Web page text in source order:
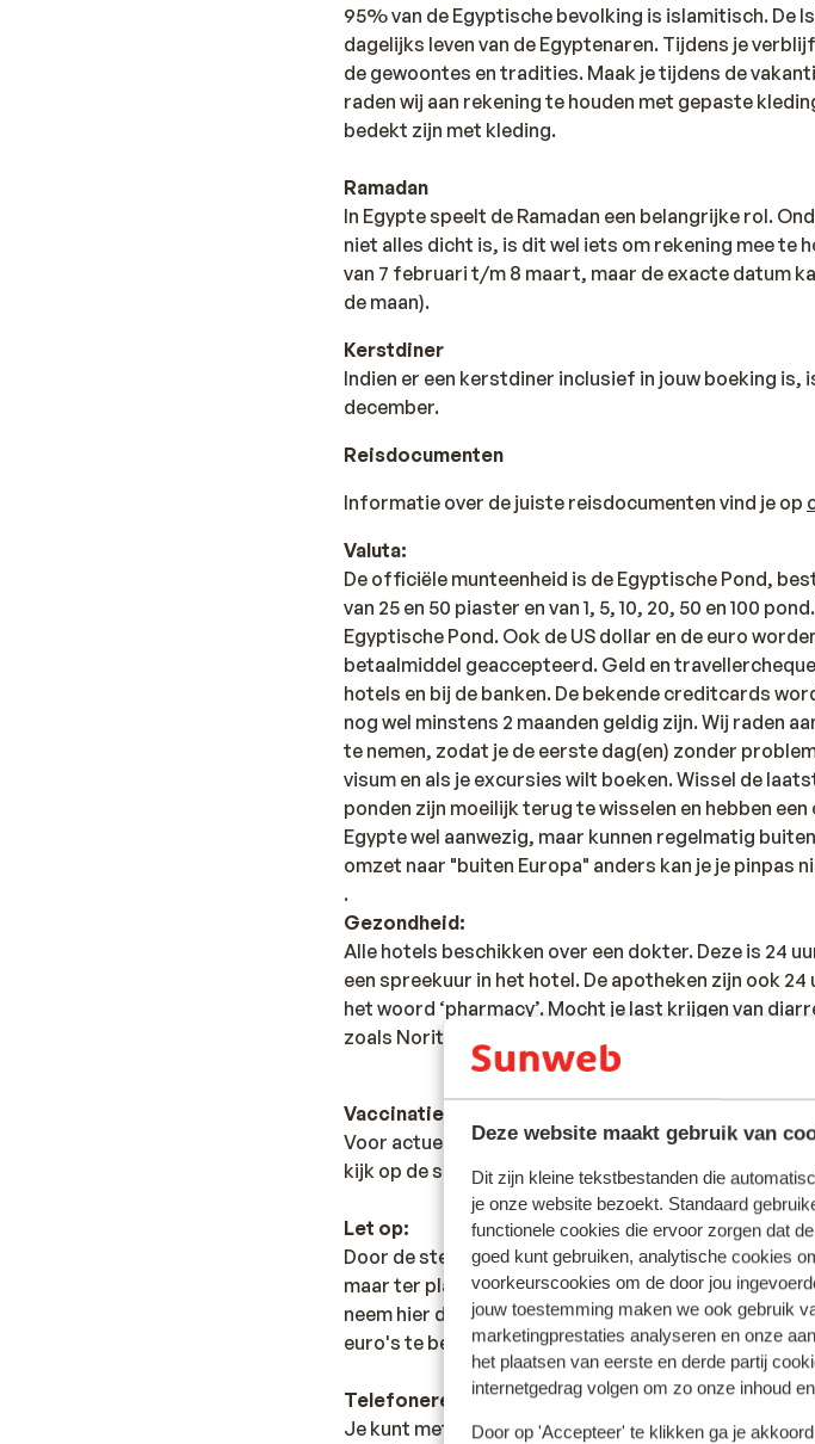
Deze website maakt gebruik van
Dit zijn kleine tekstbestanden die
je onze website bezoekt. Standaard
functionele cookies die ervoor zorgen dat
goed kunt gebruiken, analytische cookies
voorkeurscookies om de door jou
jouw toestemming maken we ook gebruik
marketingprestaties analyseren en onze
het plaatsen van eerste en derde partij
internetgedrag volgen om zo onze inhoud
Door op 'Accepteer' te klikken ga je
95% van de Egyptische bevolking is islamitisch. De
dagelijks leven van de Egyptenaren. Tijdens je
de gewoontes en tradities. Maak je tijdens de
raden wij aan rekening te houden met gepaste
bedekt zijn met kleding.
Ramadan
In Egypte speelt de Ramadan een belangrijke rol.
niet alles dicht is, is dit wel iets om rekening mee te
van 7 februari t/m 8 maart, maar de exacte datum
de maan).
Kerstdiner
Indien er een kerstdiner inclusief in jouw boeking is,
december.
Reisdocumenten
Informatie over de juiste reisdocumenten vind je op
Valuta:
De officiële munteenheid is de Egyptische Pond,
van 25 en 50 piaster en van 1, 5, 10, 20, 50 en 100
Egyptische Pond. Ook de US dollar en de euro
betaalmiddel geaccepteerd. Geld en
hotels en bij de banken. De bekende creditcards
nog wel minstens 2 maanden geldig zijn. Wij raden
te nemen, zodat je de eerste dag(en) zonder
visum en als je excursies wilt boeken. Wissel de
ponden zijn moeilijk terug te wisselen en hebben
Egypte wel aanwezig, maar kunnen regelmatig
omzet naar "buiten Europa" anders kan je je pinpas
.
Gezondheid:
Alle hotels beschikken over een dokter. Deze is 24
een spreekuur in het hotel. De apotheken zijn ook
het woord ‘pharmacy’. Mocht je last krijgen van
zoals Norit of Immodium, maar haal ter plaatse
Vaccinatie:
Voor actuele informatie betreffende vaccinaties en
kijk op de site van LCR: https://www.lcr.nl/.
Let op:
Door de sterk wisselende dollarkoers hebben wij
maar ter plaatse kun je het visum gewoon in euro's
neem hier dan ook genoeg euro's voor mee.
euro's te betalen.
Telefoneren:
Je kunt met je mobiele telefoon telefoneren in